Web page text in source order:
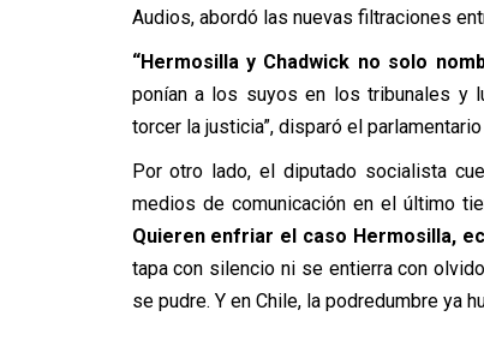
Audios, abordó las nuevas filtraciones
“Hermosilla y Chadwick no solo
ponían a los suyos en los tribunales y
torcer la justicia”, disparó el
Por otro lado, el diputado socialista
medios de comunicación en el último
Quieren enfriar el caso Hermosilla,
tapa con silencio ni se entierra con
se pudre. Y en Chile, la podredumbre ya